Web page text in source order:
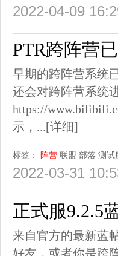
2022-04-09
PTR跨阵营
早期的跨阵营系统
还会对跨阵营系统
https://
示，...[详细]
标签： 阵营 联盟 部落 测试
2022-03-31
正式服9.2.5
来自官方的最新蓝
好友，或者你是跨